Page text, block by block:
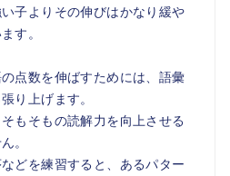
子よりその伸びはかなり緩や
す。
点数を伸ばすためには、語彙
り上げます。
もそもの読解力を向上させる
。
どを練習すると、あるパター